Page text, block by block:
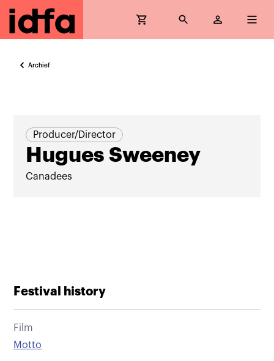
Archief
Producer/Director
Hugues Sweeney
Canadees
Festival history
Film
Motto